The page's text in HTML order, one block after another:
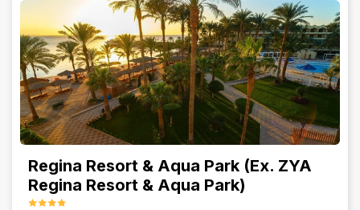
Regina Resort & Aqua Park (Ex. ZYA
Regina Resort & Aqua Park)